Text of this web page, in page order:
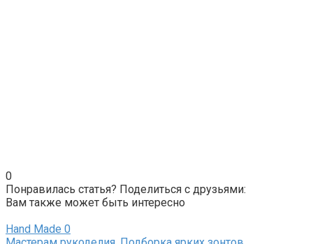
0
Понравилась статья? Поделиться с друзьями:
Вам также может быть интересно
Hand Made 0